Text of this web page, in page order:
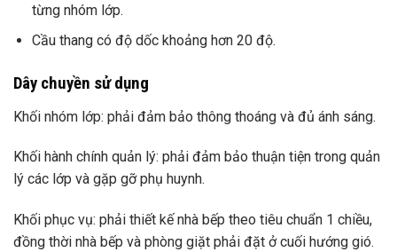
từng nhóm lớp.
Cầu thang có độ dốc khoảng hơn 20 độ.
Dây chuyền sử dụng
Khối nhóm lớp: phải đảm bảo thông thoáng và đủ ánh sáng.
Khối hành chính quản lý: phải đảm bảo thuận tiện trong quản
lý các lớp và gặp gỡ phụ huynh.
Khối phục vụ: phải thiết kế nhà bếp theo tiêu chuẩn 1 chiều,
đồng thời nhà bếp và phòng giặt phải đặt ở cuối hướng gió.